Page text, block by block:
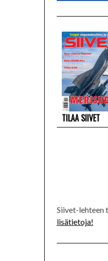
TILAA SIIVET
Siivet-lehteen
lisätietoja!